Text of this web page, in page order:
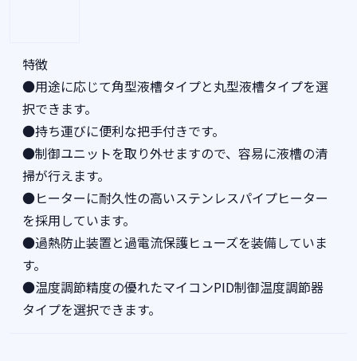
特徴
●用途に応じて角型液槽タイプと丸型液槽タイプを選
択できます。
●持ち運びに便利な把手付きです。
●制御ユニットを取り外せますので、容易に液槽の清
掃が行えます。
●ヒーターに耐久性の高いステンレスパイプヒーター
を採用しています。
●過熱防止装置と過電流保護ヒューズを装備していま
す。
●温度調節精度の優れたマイコンPID制御温度調節器
タイプを選択できます。